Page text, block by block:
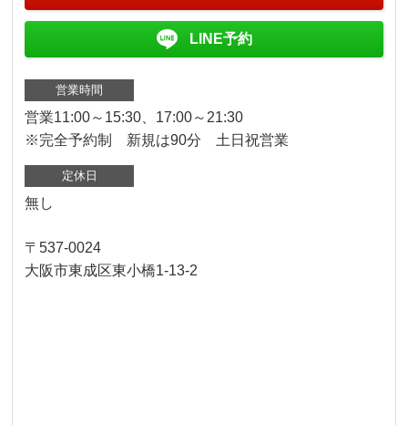
LINE予約
営業時間
営業11:00～15:30、17:00～21:30
※完全予約制 新規は90分 土日祝営業
定休日
無し
〒537-0024
大阪市東成区東小橋1-13-2